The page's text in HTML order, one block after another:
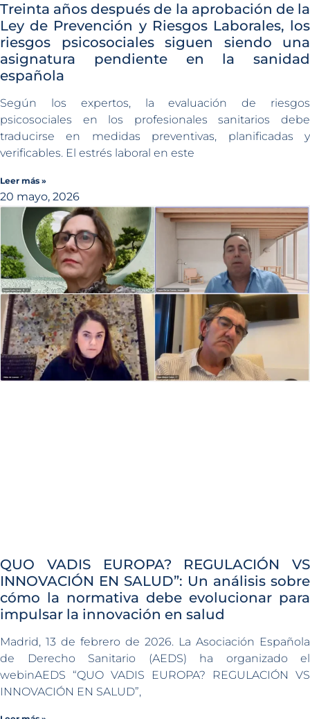
Treinta años después de la aprobación de la
Ley de Prevención y Riesgos Laborales, los
riesgos psicosociales siguen siendo una
asignatura pendiente en la sanidad
española
Según los expertos, la evaluación de riesgos
psicosociales en los profesionales sanitarios debe
traducirse en medidas preventivas, planificadas y
verificables. El estrés laboral en este
Leer más »
20 mayo, 2026
QUO VADIS EUROPA? REGULACIÓN VS
INNOVACIÓN EN SALUD”: Un análisis sobre
cómo la normativa debe evolucionar para
impulsar la innovación en salud
Madrid, 13 de febrero de 2026. La Asociación Española
de Derecho Sanitario (AEDS) ha organizado el
webinAEDS “QUO VADIS EUROPA? REGULACIÓN VS
INNOVACIÓN EN SALUD”,